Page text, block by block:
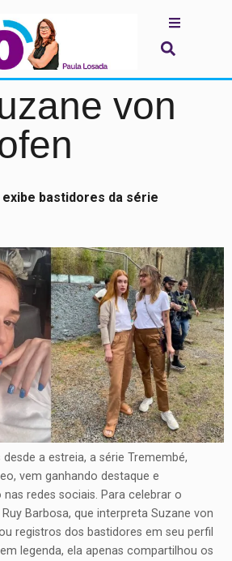
von
exibe bastidores da série
a estreia, a série Tremembé,
vem ganhando destaque e
redes sociais. Para celebrar o
Barbosa, que interpreta Suzane von
registros dos bastidores em seu perfil
legenda, ela apenas compartilhou os